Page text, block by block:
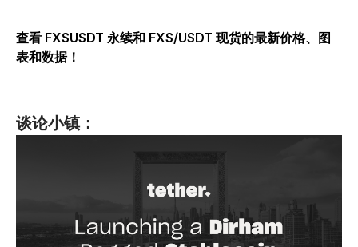
查看 FXSUSDT 永续和 FXS/USDT 现货的最新价格、图
表和数据！
谈论小镇：